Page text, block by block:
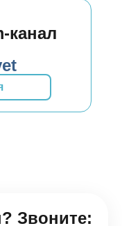
канал
Звоните: